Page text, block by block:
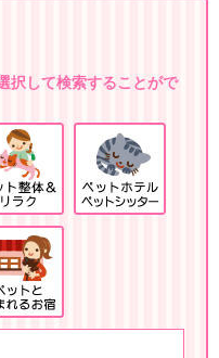
択して検索することがで